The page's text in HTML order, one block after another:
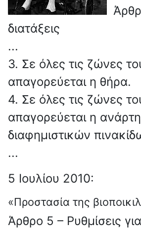
διατάξεις
...
3. Σε όλες τις ζώνες
απαγορεύεται η θήρα.
4. Σε όλες τις ζώνες
απαγορεύεται η
διαφημιστικών
...
5 Ιουλίου 2010:
«Προστασία της
Άρθρο 5 – Ρυθμίσεις